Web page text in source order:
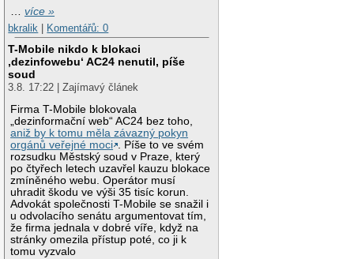
…více »
bkralik
Komentářů: 0
T-Mobile nikdo k blokaci
‚dezinfowebu‘ AC24 nenutil, píše
soud
3.8. 17:22 | Zajímavý článek
Firma T-Mobile blokovala
„dezinformační web“ AC24 bez toho,
aniž by k tomu měla závazný pokyn
orgánů veřejné moci . Píše to ve svém
rozsudku Městský soud v Praze, který
po čtyřech letech uzavřel kauzu blokace
zmíněného webu. Operátor musí
uhradit škodu ve výši 35 tisíc korun.
Advokát společnosti T-Mobile se snažil i
u odvolacího senátu argumentovat tím,
že firma jednala v dobré víře, když na
stránky omezila přístup poté, co ji k
tomu vyzvalo